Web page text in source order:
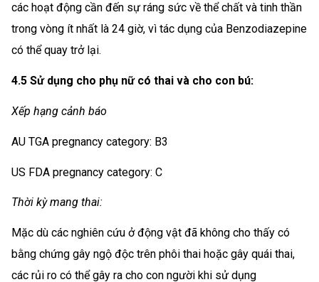
các hoạt động cần đến sự ráng sức về thể chất và tinh thần
trong vòng ít nhất là 24 giờ, vì tác dụng của Benzodiazepine
có thể quay trở lại.
4.5 Sử dụng cho phụ nữ có thai và cho con bú:
Xếp hạng cảnh báo
AU TGA pregnancy category: B3
US FDA pregnancy category: C
Thời kỳ mang thai:
Mặc dù các nghiên cứu ở động vật đã không cho thấy có
bằng chứng gây ngộ độc trên phôi thai hoặc gây quái thai,
các rủi ro có thể gây ra cho con người khi sử dụng